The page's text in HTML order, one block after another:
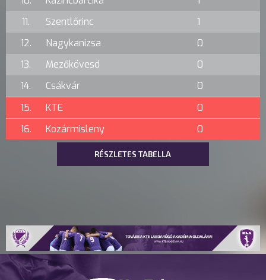
11.
Szentlőrinc
1
12.
Nagykanizsa
0
13.
Mezőkövesd
0
14.
Csákvár
0
15.
KTE
0
16.
Kozármisleny 0
RÉSZLETES TABELLA